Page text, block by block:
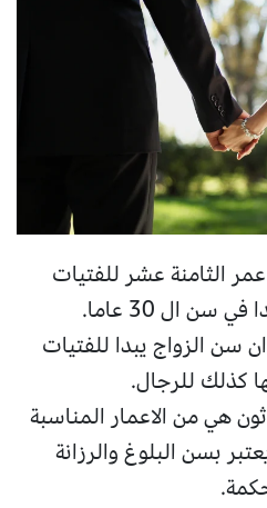
الثامنة عشر للفتيات
سن ال 30 عاما.
سن الزواج يبدا للفتيات
كذلك للرجال.
هي من الاعمار المناسبة
بسن البلوغ والرزانة